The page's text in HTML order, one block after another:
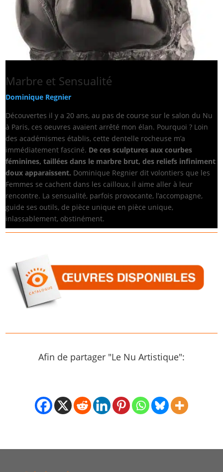
Marbre et Sensualité
Dominique Regnier
Découvertes il y a 20 ans, au pas de course sur le salon du Nu
à Paris, ces oeuvres avaient arrêté mon élan. Pourquoi ? Loin
des académismes établis, cette dentelle rocheuse m’a
immédiatement fasciné. De ces sculptures aux courbes
féminines, taillées dans le marbre brut, des reliefs infiniment
doux apparaissent. Dominique Regnier dit volontiers que les
Femmes se cachent dans les cailloux, il aime aller à leur
rencontre. La sensualité, parfois provocante, l’accompagne,
guide ses outils, de pièce unique en pièce unique,
inlassablement, obstinément.
Afin de partager "Le Nu Artistique":